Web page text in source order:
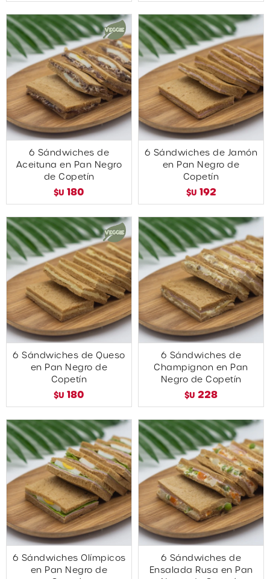
6 Sándwiches de
Aceituna en Pan Negro
de Copetín
$U 180
6 Sándwiches de Jamón
en Pan Negro de
Copetín
$U 192
6 Sándwiches de Queso
en Pan Negro de
Copetín
$U 180
6 Sándwiches de
Champignon en Pan
Negro de Copetín
$U 228
6 Sándwiches Olímpicos
en Pan Negro de
6 Sándwiches de
Ensalada Rusa en Pan